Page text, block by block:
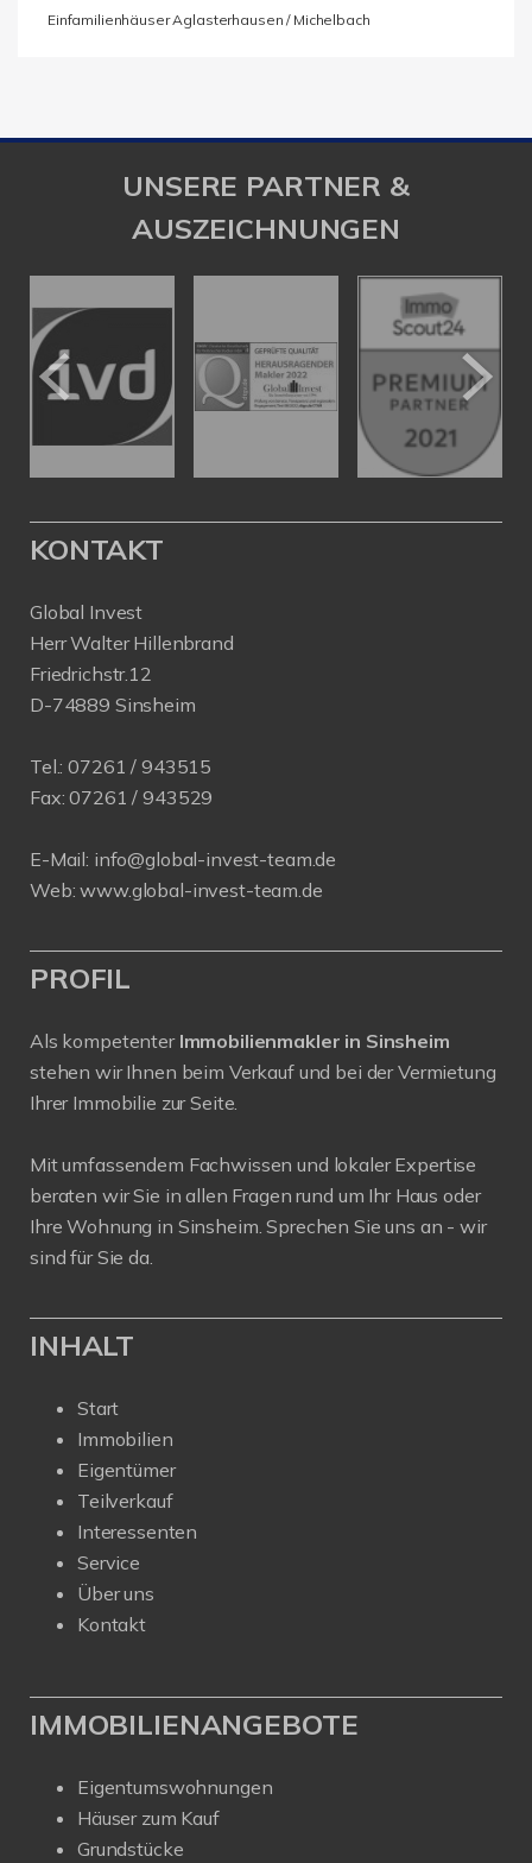
Einfamilienhäuser Aglasterhausen / Michelbach
UNSERE PARTNER &
AUSZEICHNUNGEN
KONTAKT
Global Invest
Herr Walter Hillenbrand
Friedrichstr.12
D-74889 Sinsheim
Tel.:07261 / 943515
Fax: 07261 / 943529
E-Mail: info@global-invest-team.de
Web:www.global-invest-team.de
PROFIL
Als kompetenter Immobilienmakler in Sinsheim
stehen wir Ihnen beim Verkauf und bei der Vermietung
Ihrer Immobilie zur Seite.
Mit umfassendem Fachwissen und lokaler Expertise
beraten wir Sie in allen Fragen rund um Ihr Haus oder
Ihre Wohnung in Sinsheim. Sprechen Sie uns an - wir
sind für Sie da.
INHALT
Start
Immobilien
Eigentümer
Teilverkauf
Interessenten
Service
Über uns
Kontakt
IMMOBILIENANGEBOTE
Eigentumswohnungen
Häuser zum Kauf
Grundstücke